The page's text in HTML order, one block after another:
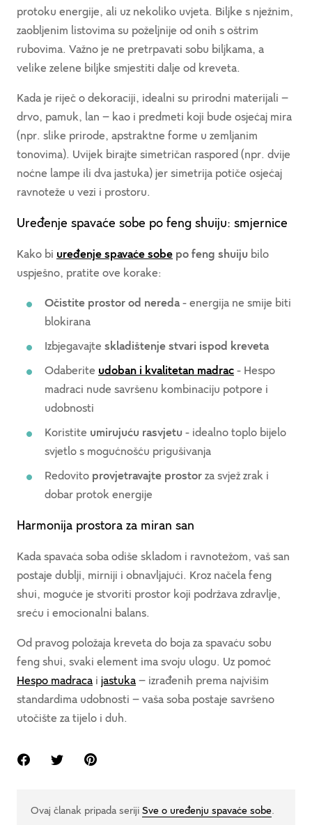
protoku energije, ali uz nekoliko uvjeta. Biljke s nježnim,
zaobljenim listovima su poželjnije od onih s oštrim
rubovima. Važno je ne pretrpavati sobu biljkama, a
velike zelene biljke smjestiti dalje od kreveta.
Kada je riječ o dekoraciji, idealni su prirodni materijali –
drvo, pamuk, lan – kao i predmeti koji bude osjećaj mira
(npr. slike prirode, apstraktne forme u zemljanim
tonovima). Uvijek birajte simetričan raspored (npr. dvije
noćne lampe ili dva jastuka) jer simetrija potiče osjećaj
ravnoteže u vezi i prostoru.
Uređenje spavaće sobe po feng shuiju: smjernice
Kako bi uređenje spavaće sobe po feng shuiju bilo
uspješno, pratite ove korake:
Očistite prostor od nereda - energija ne smije biti
blokirana
Izbjegavajte skladištenje stvari ispod kreveta
Odaberite udoban i kvalitetan madrac - Hespo
madraci nude savršenu kombinaciju potpore i
udobnosti
Koristite umirujuću rasvjetu - idealno toplo bijelo
svjetlo s mogućnošću prigušivanja
Redovito provjetravajte prostor za svjež zrak i
dobar protok energije
Harmonija prostora za miran san
Kada spavaća soba odiše skladom i ravnotežom, vaš san
postaje dublji, mirniji i obnavljajući. Kroz načela feng
shui, moguće je stvoriti prostor koji podržava zdravlje,
sreću i emocionalni balans.
Od pravog položaja kreveta do boja za spavaću sobu
feng shui, svaki element ima svoju ulogu. Uz pomoć
Hespo madraca i jastuka – izrađenih prema najvišim
standardima udobnosti – vaša soba postaje savršeno
utočište za tijelo i duh.
Ovaj članak pripada seriji Sve o uređenju spavaće sobe.